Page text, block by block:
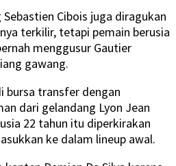
Cibois juga diragukan
terkilir, tetapi pemain berusia
menggusur Gautier
gawang.
bursa transfer dengan
dari gelandang Lyon Jean
22 tahun itu diperkirakan
ke dalam lineup awal.